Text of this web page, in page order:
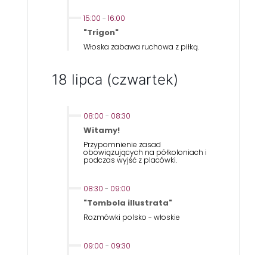
15:00 - 16:00
"Trigon"
Włoska zabawa ruchowa z piłką.
18 lipca (czwartek)
08:00 - 08:30
Witamy!
Przypomnienie zasad
obowiązujących na półkoloniach i
podczas wyjść z placówki.
08:30 - 09:00
"Tombola illustrata"
Rozmówki polsko - włoskie
09:00 - 09:30